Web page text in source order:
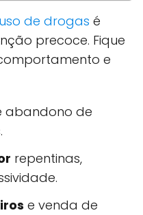
de drogas é
precoce. Fique
e
abandono de
repentinas,
e venda de